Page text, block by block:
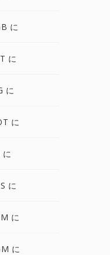
に
に
に
に
に
に
に
に